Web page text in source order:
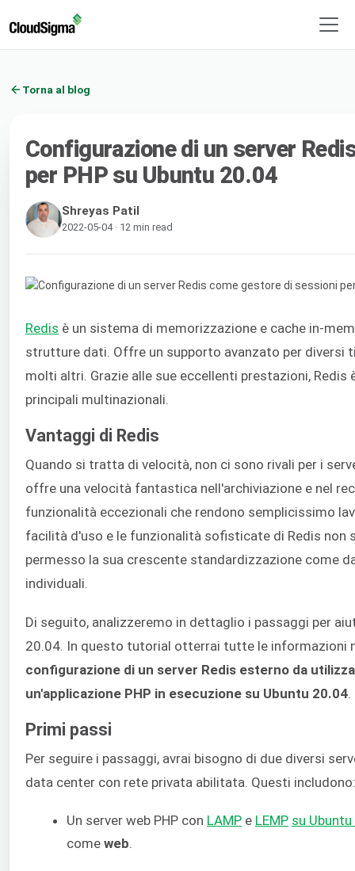
Torna al blog
Configurazione di un server
per PHP su Ubuntu 20.04
Shreyas Patil
2022-05-04 · 12 min read
Redis è un sistema di memorizzazione e cache in-
strutture dati. Offre un supporto avanzato per diversi
molti altri. Grazie alle sue eccellenti prestazioni,
principali multinazionali.
Vantaggi di Redis
Quando si tratta di velocità, non ci sono rivali per i
offre una velocità fantastica nell'archiviazione e nel
funzionalità eccezionali che rendono semplicissimo
facilità d'uso e le funzionalità sofisticate di Redis non
permesso la sua crescente standardizzazione come
individuali.
Di seguito, analizzeremo in dettaglio i passaggi per
20.04. In questo tutorial otterrai tutte le informazioni
configurazione di un server Redis esterno da
un'applicazione PHP in esecuzione su Ubuntu 20.04
Primi passi
Per seguire i passaggi, avrai bisogno di due diversi
data center con rete privata abilitata. Questi includono:
Un server web PHP con LAMP e LEMP su
come web